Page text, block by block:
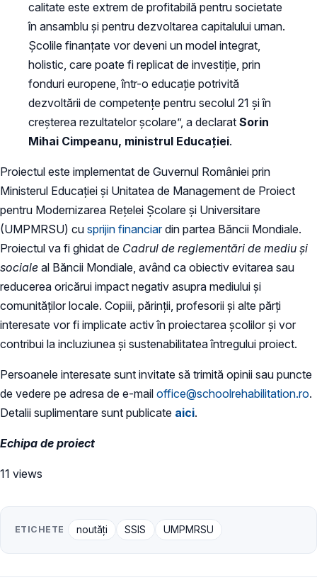
calitate este extrem de profitabilă pentru societate
în ansamblu și pentru dezvoltarea capitalului uman.
Școlile finanțate vor deveni un model integrat,
holistic, care poate fi replicat de investiție, prin
fonduri europene, într-o educație potrivită
dezvoltării de competențe pentru secolul 21 și în
creșterea rezultatelor școlare”, a declarat Sorin
Mihai Cimpeanu, ministrul Educației.
Proiectul este implementat de Guvernul României prin
Ministerul Educației și Unitatea de Management de Proiect
pentru Modernizarea Rețelei Școlare și Universitare
(UMPMRSU) cu sprijin financiardin partea Băncii Mondiale.
Proiectul va fi ghidat de Cadrul de reglementări de mediu și
sociale al Băncii Mondiale, având ca obiectiv evitarea sau
reducerea oricărui impact negativ asupra mediului și
comunităților locale. Copiii, părinții, profesorii și alte părți
interesate vor fi implicate activ în proiectarea școlilor și vor
contribui la incluziunea și sustenabilitatea întregului proiect.
Persoanele interesate sunt invitate să trimită opinii sau puncte
de vedere pe adresa de e-mail office@schoolrehabilitation.ro.
Detalii suplimentare sunt publicate aici.
Echipa de proiect
11 views
ETICHETE noutăți SSIS UMPMRSU